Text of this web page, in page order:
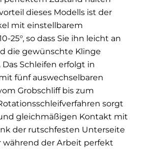
dieses Modells ist der
mit einstellbarem
25°, so dass Sie ihn leicht an
die gewünschte Klinge
Schleifen erfolgt in
fünf auswechselbaren
Grobschliff bis zum
sorgt
gleichmäßigen Kontakt mit
der rutschfesten Unterseite
während der Arbeit perfekt